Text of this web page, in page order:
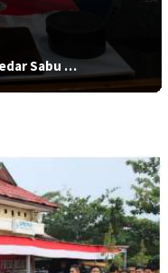
Sabu …